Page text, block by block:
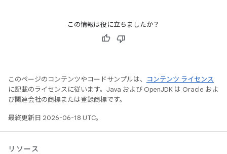
この情報は役に立ちましたか？
このページのコンテンツやコードサンプルは、
コンテンツ ライセンス
に記載のライセンスに従います。Java および OpenJDK は Oracle およ
び関連会社の商標または登録商標です。
最終更新日 2026-06-18 UTC。
リソース